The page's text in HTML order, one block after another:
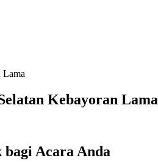
Lama
Kebayoran Lama
bagi Acara Anda